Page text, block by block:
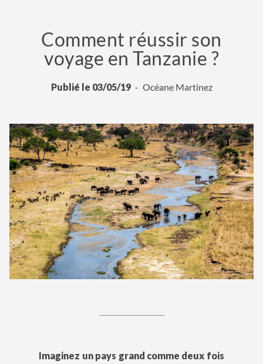
Comment réussir son
voyage en Tanzanie ?
Publié le 03/05/19 Océane Martinez
Imaginez un pays grand comme deux fois